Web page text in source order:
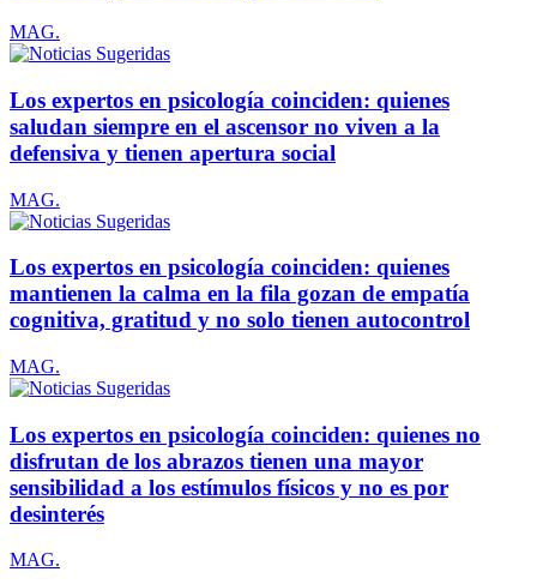
MAG.
Los expertos en psicología coinciden: quienes
saludan siempre en el ascensor no viven a la
defensiva y tienen apertura social
MAG.
Los expertos en psicología coinciden: quienes
mantienen la calma en la fila gozan de empatía
cognitiva, gratitud y no solo tienen autocontrol
MAG.
Los expertos en psicología coinciden: quienes no
disfrutan de los abrazos tienen una mayor
sensibilidad a los estímulos físicos y no es por
desinterés
MAG.